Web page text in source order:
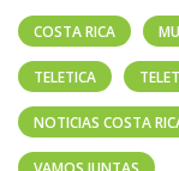
COSTA RICA
TELETICA
NOTICIAS COSTA